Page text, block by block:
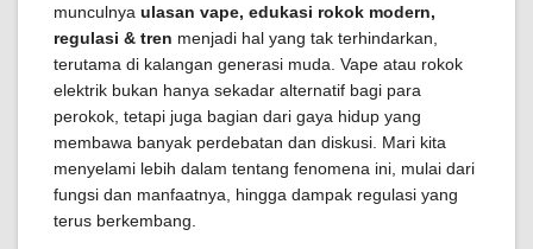
munculnya ulasan vape, edukasi rokok modern,
regulasi & tren menjadi hal yang tak terhindarkan,
terutama di kalangan generasi muda. Vape atau rokok
elektrik bukan hanya sekadar alternatif bagi para
perokok, tetapi juga bagian dari gaya hidup yang
membawa banyak perdebatan dan diskusi. Mari kita
menyelami lebih dalam tentang fenomena ini, mulai dari
fungsi dan manfaatnya, hingga dampak regulasi yang
terus berkembang.